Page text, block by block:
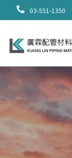
03-551-1350